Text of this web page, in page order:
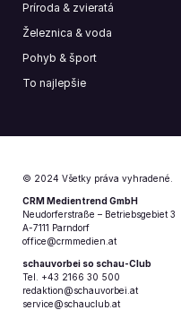
Príroda & zvieratá
Železnica & voda
Pohyb & šport
To najlepšie
© 2024 Všetky práva vyhradené.
CRM Medientrend GmbH
Neudorferstraße – Betriebsgebiet 3
A-7111 Parndorf
office@crmmedien.at
schauvorbei so schau-Club
Tel. +43 2166 30 500
redaktion@schauvorbei.at
service@schauclub.at